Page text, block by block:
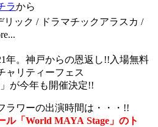
ラから
リック / ドラマチックアラスカ /
年。神戸からの恩返し!!入場無料
ャリティーフェス
が今年も開催決定!!
ラワーの出演時間は・・・!!
ル「World MAYA Stage」のト